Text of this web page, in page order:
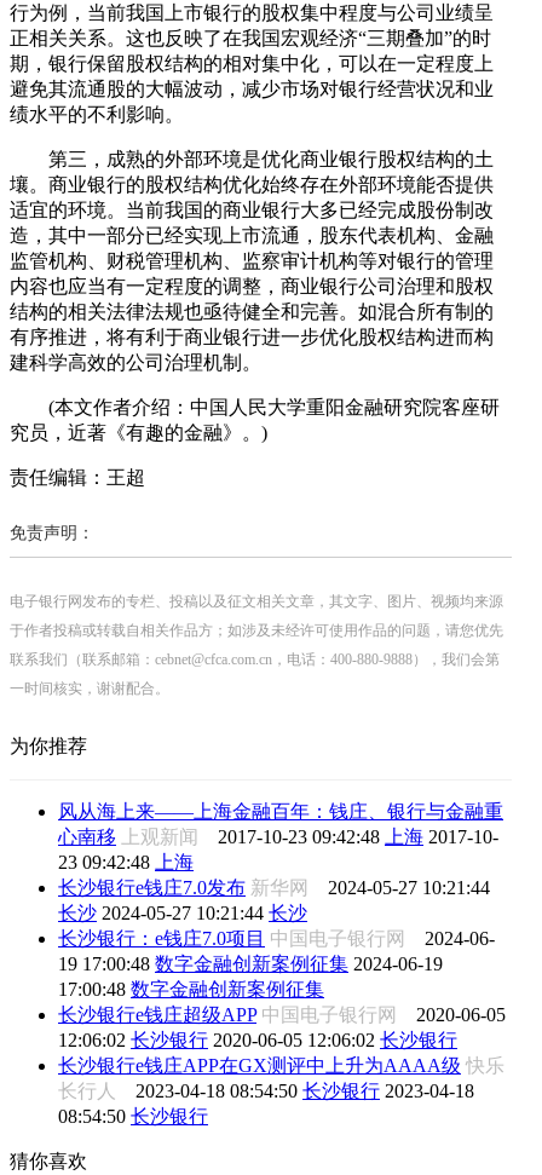
行为例，当前我国上市银行的股权集中程度与公司业绩呈
正相关关系。这也反映了在我国宏观经济“三期叠加”的时
期，银行保留股权结构的相对集中化，可以在一定程度上
避免其流通股的大幅波动，减少市场对银行经营状况和业
绩水平的不利影响。
第三，成熟的外部环境是优化商业银行股权结构的土
壤。商业银行的股权结构优化始终存在外部环境能否提供
适宜的环境。当前我国的商业银行大多已经完成股份制改
造，其中一部分已经实现上市流通，股东代表机构、金融
监管机构、财税管理机构、监察审计机构等对银行的管理
内容也应当有一定程度的调整，商业银行公司治理和股权
结构的相关法律法规也亟待健全和完善。如混合所有制的
有序推进，将有利于商业银行进一步优化股权结构进而构
建科学高效的公司治理机制。
(本文作者介绍：中国人民大学重阳金融研究院客座研
究员，近著《有趣的金融》。)
责任编辑：王超
免责声明：
电子银行网发布的专栏、投稿以及征文相关文章，其文字、图片、视频均来源
于作者投稿或转载自相关作品方；如涉及未经许可使用作品的问题，请您优先
联系我们（联系邮箱：cebnet@cfca.com.cn，电话：400-880-9888），我们会第
一时间核实，谢谢配合。
为你推荐
风从海上来——上海金融百年：钱庄、银行与金融重
心南移
上观新闻 2017-10-23 09:42:48 上海 2017-10-
23 09:42:48
上海
长沙银行e钱庄7.0发布 新华网 2024-05-27 10:21:44
长沙 2024-05-27 10:21:44 长沙
长沙银行：e钱庄7.0项目 中国电子银行网 2024-06-
19 17:00:48 数字金融创新案例征集 2024-06-19
17:00:48 数字金融创新案例征集
长沙银行e钱庄超级APP 中国电子银行网 2020-06-05
12:06:02 长沙银行 2020-06-05 12:06:02 长沙银行
长沙银行e钱庄APP在GX测评中上升为AAAA级 快乐
长行人 2023-04-18 08:54:50 长沙银行 2023-04-18
08:54:50 长沙银行
猜你喜欢